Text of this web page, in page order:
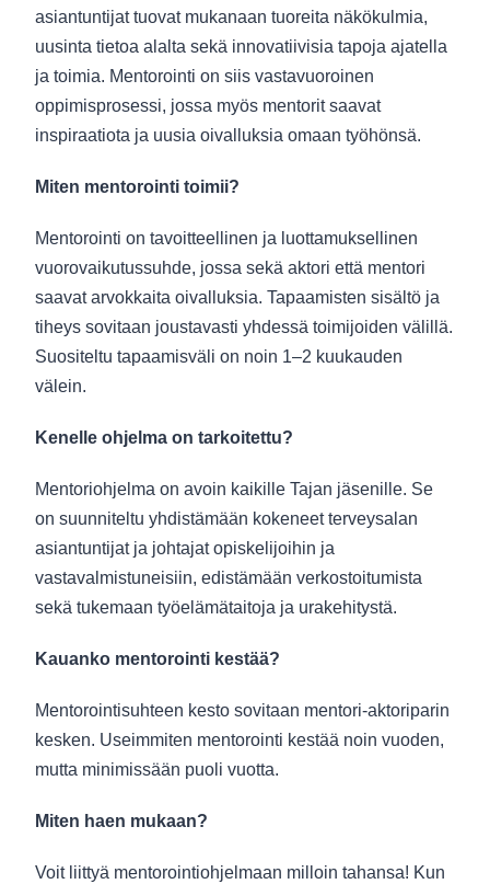
asiantuntijat tuovat mukanaan tuoreita näkökulmia,
uusinta tietoa alalta sekä innovatiivisia tapoja ajatella
ja toimia. Mentorointi on siis vastavuoroinen
oppimisprosessi, jossa myös mentorit saavat
inspiraatiota ja uusia oivalluksia omaan työhönsä.
Miten mentorointi toimii?
Mentorointi on tavoitteellinen ja luottamuksellinen
vuorovaikutussuhde, jossa sekä aktori että mentori
saavat arvokkaita oivalluksia. Tapaamisten sisältö ja
tiheys sovitaan joustavasti yhdessä toimijoiden välillä.
Suositeltu tapaamisväli on noin 1–2 kuukauden
välein.
Kenelle ohjelma on tarkoitettu?
Mentoriohjelma on avoin kaikille Tajan jäsenille. Se
on suunniteltu yhdistämään kokeneet terveysalan
asiantuntijat ja johtajat opiskelijoihin ja
vastavalmistuneisiin, edistämään verkostoitumista
sekä tukemaan työelämätaitoja ja urakehitystä.
Kauanko mentorointi kestää?
Mentorointisuhteen kesto sovitaan mentori-aktoriparin
kesken. Useimmiten mentorointi kestää noin vuoden,
mutta minimissään puoli vuotta.
Miten haen mukaan?
Voit liittyä mentorointiohjelmaan milloin tahansa! Kun